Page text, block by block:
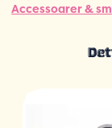
Accessoarer &